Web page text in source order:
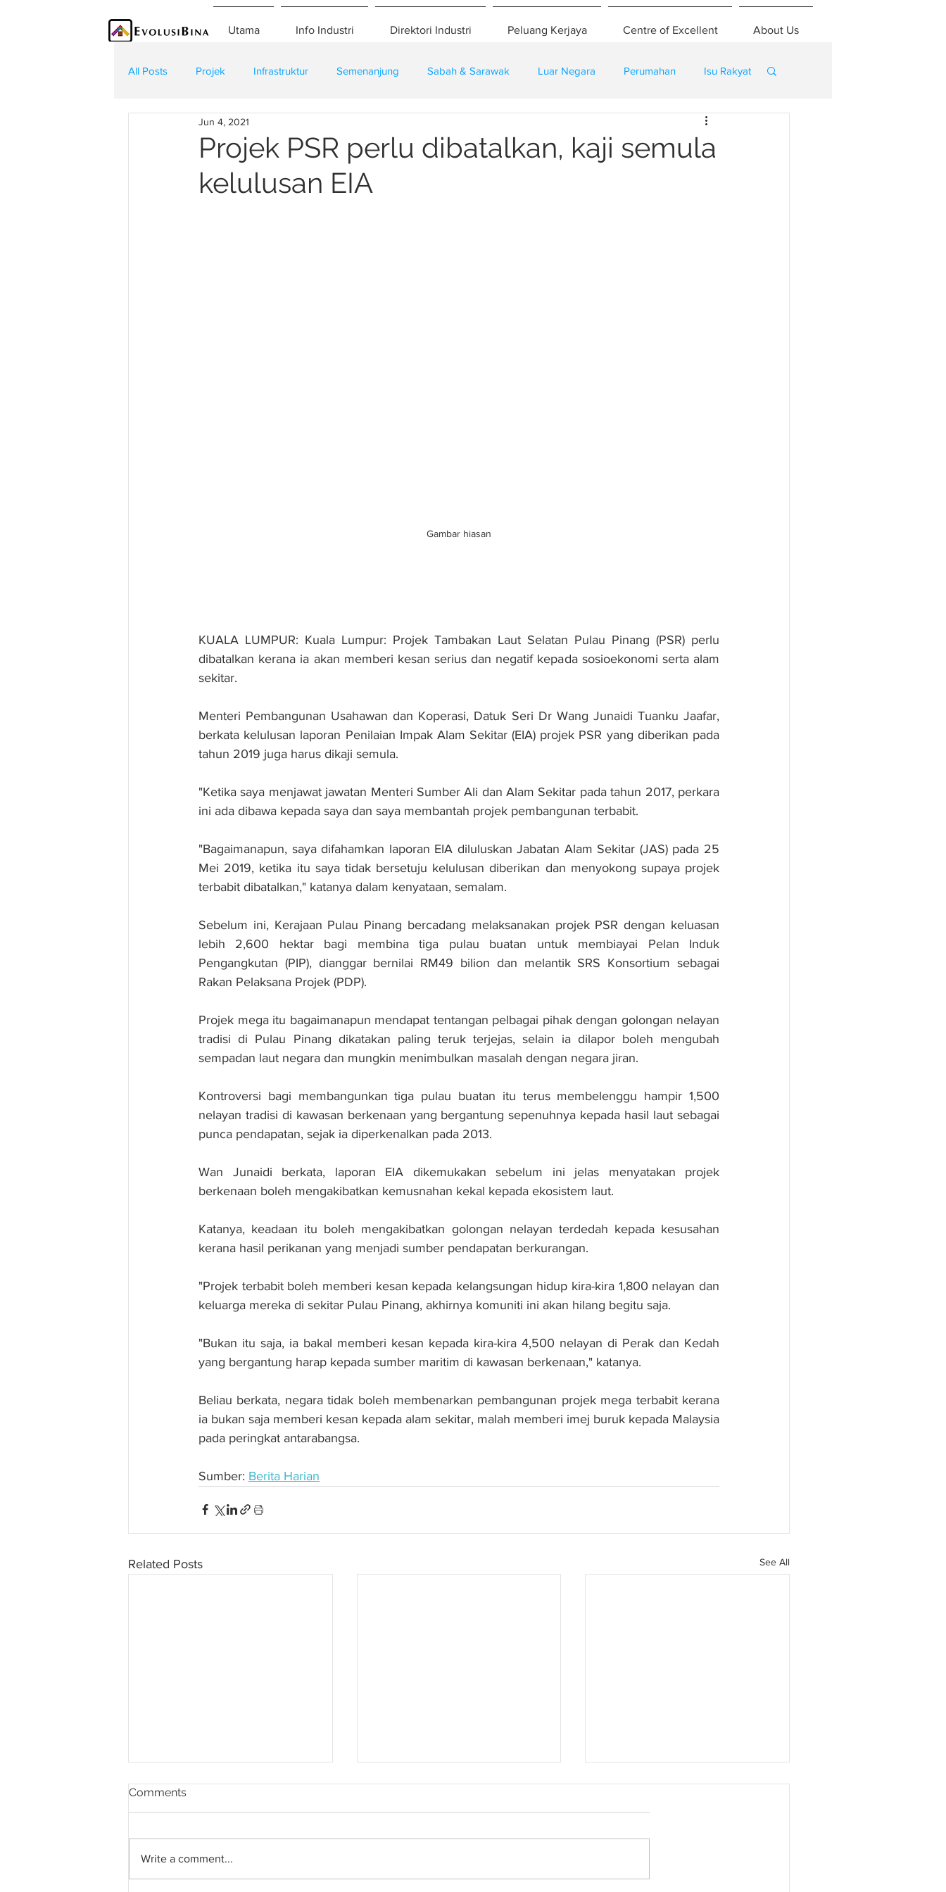
Utama Info Industri Direktori Industri Peluang Kerjaya Centre of Excellent About Us
All Posts Projek Infrastruktur Semenanjung Sabah & Sarawak Luar Negara Perumahan Isu Rakyat
Teknologi Kontraktor
Projek PSR perlu dibatalkan, kaji semula
kelulusan EIA
Jun 4, 2021
Gambar hiasan
KUALA LUMPUR: Kuala Lumpur: Projek Tambakan Laut Selatan Pulau Pinang (PSR) perlu
dibatalkan kerana ia akan memberi kesan serius dan negatif kepada sosioekonomi serta alam
sekitar.
Menteri Pembangunan Usahawan dan Koperasi, Datuk Seri Dr Wang Junaidi Tuanku Jaafar,
berkata kelulusan laporan Penilaian Impak Alam Sekitar (EIA) projek PSR yang diberikan pada
tahun 2019 juga harus dikaji semula.
"Ketika saya menjawat jawatan Menteri Sumber Ali dan Alam Sekitar pada tahun 2017, perkara
ini ada dibawa kepada saya dan saya membantah projek pembangunan terbabit.
"Bagaimanapun, saya difahamkan laporan EIA diluluskan Jabatan Alam Sekitar (JAS) pada 25
Mei 2019, ketika itu saya tidak bersetuju kelulusan diberikan dan menyokong supaya projek
terbabit dibatalkan," katanya dalam kenyataan, semalam.
Sebelum ini, Kerajaan Pulau Pinang bercadang melaksanakan projek PSR dengan keluasan
lebih 2,600 hektar bagi membina tiga pulau buatan untuk membiayai Pelan Induk
Pengangkutan (PIP), dianggar bernilai RM49 bilion dan melantik SRS Konsortium sebagai
Rakan Pelaksana Projek (PDP).
Projek mega itu bagaimanapun mendapat tentangan pelbagai pihak dengan golongan nelayan
tradisi di Pulau Pinang dikatakan paling teruk terjejas, selain ia dilapor boleh mengubah
sempadan laut negara dan mungkin menimbulkan masalah dengan negara jiran.
Kontroversi bagi membangunkan tiga pulau buatan itu terus membelenggu hampir 1,500
nelayan tradisi di kawasan berkenaan yang bergantung sepenuhnya kepada hasil laut sebagai
punca pendapatan, sejak ia diperkenalkan pada 2013.
Wan Junaidi berkata, laporan EIA dikemukakan sebelum ini jelas menyatakan projek
berkenaan boleh mengakibatkan kemusnahan kekal kepada ekosistem laut.
Katanya, keadaan itu boleh mengakibatkan golongan nelayan terdedah kepada kesusahan
kerana hasil perikanan yang menjadi sumber pendapatan berkurangan.
"Projek terbabit boleh memberi kesan kepada kelangsungan hidup kira-kira 1,800 nelayan dan
keluarga mereka di sekitar Pulau Pinang, akhirnya komuniti ini akan hilang begitu saja.
"Bukan itu saja, ia bakal memberi kesan kepada kira-kira 4,500 nelayan di Perak dan Kedah
yang bergantung harap kepada sumber maritim di kawasan berkenaan," katanya.
Beliau berkata, negara tidak boleh membenarkan pembangunan projek mega terbabit kerana
ia bukan saja memberi kesan kepada alam sekitar, malah memberi imej buruk kepada Malaysia
pada peringkat antarabangsa.
Sumber: Berita Harian
Related Posts See All
Comments
Write a comment...